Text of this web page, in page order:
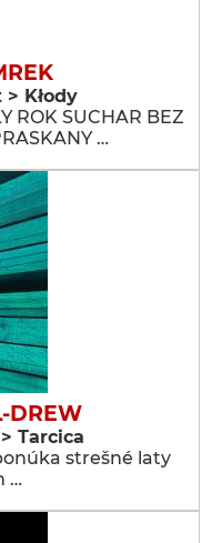
Kłody
ROK SUCHAR BEZ
…
DREW
Tarcica
strešné laty
…